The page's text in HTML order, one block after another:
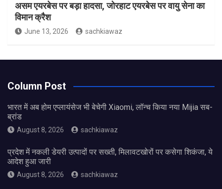
असम एयरबेस पर बड़ा हादसा, जोरहाट एयरबेस पर वायु सेना का
विमान क्रैश
June 13, 2026 sachkiawaz
Column Post
भारत में अब होम एप्लायंसेज भी बेचेगी Xiaomi, लॉन्च किया नया Mijia सब-
ब्रांड
August 8, 2026 sachkiawaz
प्रदेश में नकली डेयरी उत्पादों पर सख्ती, मिलावटखोरों पर कसेगा शिकंजा, ये
आदेश हुआ जारी
August 8, 2026 sachkiawaz